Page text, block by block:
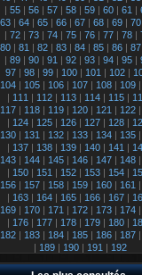
| 55| 56| 57| 58| 59| 60| 61 |
63 | 64 | 65 | 66 | 67 | 68 | 69 | 70
| 72| 73| 74| 75| 76| 77| 78|
80 | 81 | 82 | 83 | 84 | 85 | 86 | 87
| 89| 90| 91 | 92| 93| 94| 95|
97 | 98 | 99 | 100 | 101 | 102 |
104 | 105 | 106 | 107 | 108 | 109 |
| 111 | 112| 113| 114| 115|
117 | 118 | 119 | 120 | 121 | 122 |
| 124| 125| 126| 127| 128|
130 | 131 | 132 | 133 | 134 | 135 |
| 137| 138| 139| 140| 141 |
143 | 144 | 145 | 146 | 147 | 148 |
| 150| 151 | 152| 153| 154|
156 | 157 | 158 | 159 | 160 | 161 |
| 163| 164| 165| 166| 167|
169 | 170 | 171 | 172 | 173 | 174 |
| 176| 177| 178| 179| 180|
182 | 183 | 184 | 185 | 186 | 187 |
| 189| 190| 191 | 192